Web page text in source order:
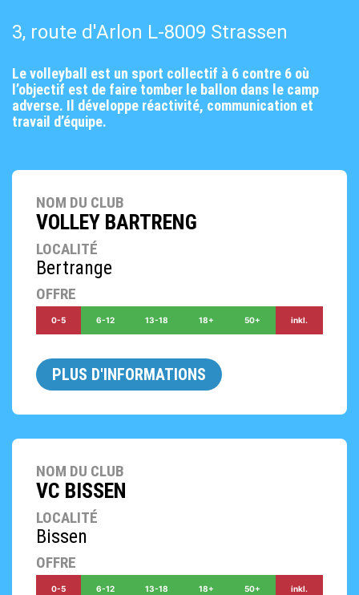
3, route d'Arlon L-8009 Strassen
Le volleyball est un sport collectif à 6 contre 6 où
l’objectif est de faire tomber le ballon dans le camp
adverse. Il développe réactivité, communication et
travail d’équipe.
NOM DU CLUB
VOLLEY BARTRENG
LOCALITÉ
Bertrange
OFFRE
0-5 6-12 13-18 18+ 50+ inkl.
PLUS D'INFORMATIONS
NOM DU CLUB
VC BISSEN
LOCALITÉ
Bissen
OFFRE
0-5 6-12 13-18 18+ 50+ inkl.